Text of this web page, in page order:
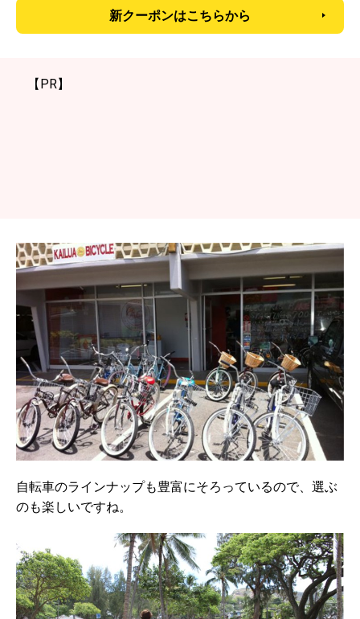
新クーポンはこちらから
【PR】
自転車のラインナップも豊富にそろっているので、選ぶ
のも楽しいですね。